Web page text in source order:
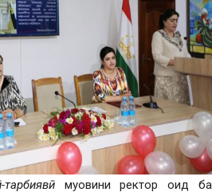
муовини ректор оид ба